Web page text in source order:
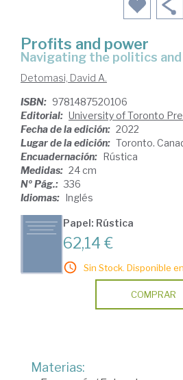
Profits and power
navigating the politics
Detomasi, David A.
ISBN: 9781487520106
Editorial: University of Toronto
Fecha de la edición: 2022
Lugar de la edición: Toronto.
Encuadernación: Rústica
Medidas: 24 cm
Nº Pág.: 336
Idiomas: Inglés
Papel: Rústica
62,14 €
Sin Stock. Disponible
COMPRAR
Materias: